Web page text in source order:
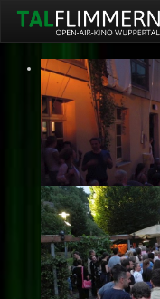
Home
Programm
Service
Ticketinfos
Ort
Anreise
Wetter
Kinogutschein